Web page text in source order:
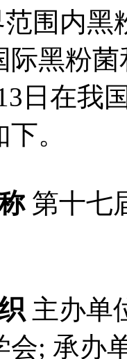
内黑
际黑粉
日在我
。
第十七
主办单
会; 承办